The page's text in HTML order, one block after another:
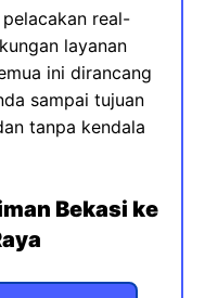
real-
layanan
ini dirancang
sampai tujuan
tanpa kendala
Bekasi ke